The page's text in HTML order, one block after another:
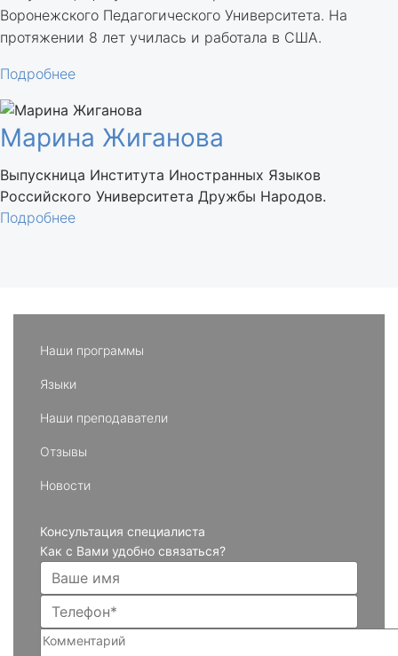
Воронежского Педагогического Университета. На
протяжении 8 лет училась и работала в США.
Подробнее
Марина Жиганова
Выпускница Института Иностранных Языков
Российского Университета Дружбы Народов.
Подробнее
Наши программы
Языки
Наши преподаватели
Отзывы
Новости
Консультация специалиста
Как с Вами удобно связаться?